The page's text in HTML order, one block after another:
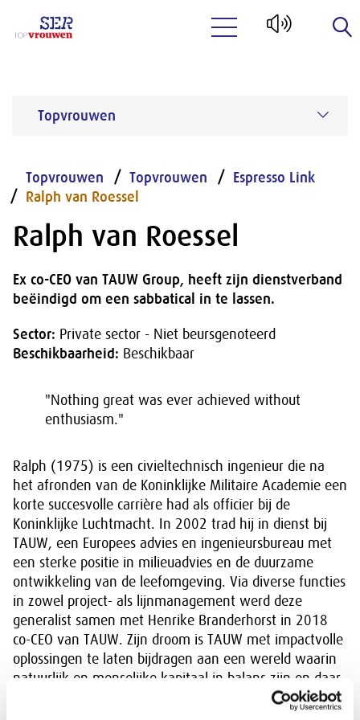
Topvrouwen
Topvrouwen Topvrouwen
Espresso Link
Ralph van Roessel
Ralph van Roessel
Ex co-CEO van TAUW Group, heeft zijn dienstverband
beëindigd om een sabbatical in te lassen.
Sector: Private sector - Niet beursgenoteerd
Beschikbaarheid: Beschikbaar
"Nothing great was ever achieved without
enthusiasm."
Ralph (1975) is een civieltechnisch ingenieur die na
het afronden van de Koninklijke Militaire Academie een
korte succesvolle carrière had als officier bij de
Koninklijke Luchtmacht. In 2002 trad hij in dienst bij
TAUW, een Europees advies en ingenieursbureau met
een sterke positie in milieuadvies en de duurzame
ontwikkeling van de leefomgeving. Via diverse functies
in zowel project- als lijnmanagement werd deze
generalist samen met Henrike Branderhorst in 2018
co-CEO van TAUW. Zijn droom is TAUW met impactvolle
oplossingen te laten bijdragen aan een wereld waarin
natuurlijk en menselijke kapitaal in balans zijn en daar
als bedrijf ook financieel en maatschappelijk voor te